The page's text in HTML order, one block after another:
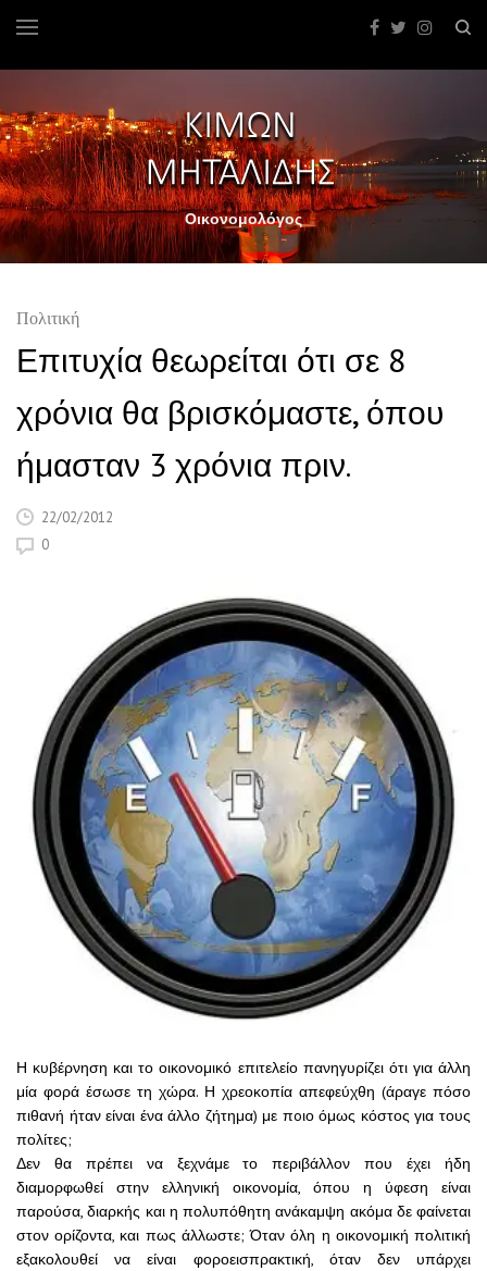
Οικονομολόγος
Πολιτική
Επιτυχία θεωρείται ότι σε 8
χρόνια θα βρισκόμαστε, όπου
ήμασταν 3 χρόνια πριν.
22/02/2012
0
Η κυβέρνηση και το οικονομικό επιτελείο πανηγυρίζει ότι για άλλη
μία φορά έσωσε τη χώρα. Η χρεοκοπία απεφεύχθη (άραγε πόσο
πιθανή ήταν είναι ένα άλλο ζήτημα) με πoιο όμως κόστος για τους
πολίτες;
Δεν θα πρέπει να ξεχνάμε το περιβάλλον που έχει ήδη
διαμορφωθεί στην ελληνική οικονομία, όπου η ύφεση είναι
παρούσα, διαρκής και η πολυπόθητη ανάκαμψη ακόμα δε φαίνεται
στον ορίζοντα, και πως άλλωστε; Όταν όλη η οικονομική πολιτική
εξακολουθεί να είναι φοροεισπρακτική, όταν δεν υπάρχει